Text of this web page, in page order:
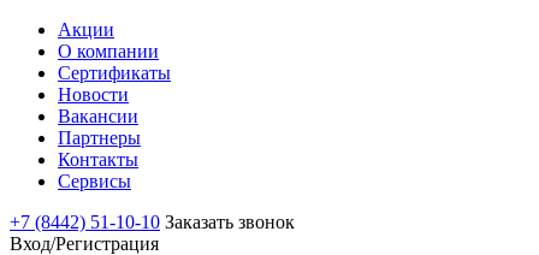
Акции
О компании
Сертификаты
Новости
Вакансии
Партнеры
Контакты
Сервисы
+7 (8442) 51-10-10 Заказать звонок
Вход/Регистрация